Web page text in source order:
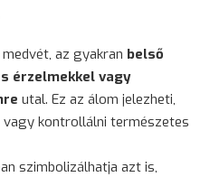
az gyakran belső
érzelmekkel vagy
utal. Ez az álom jelezheti,
kontrollálni természetes
szimbolizálhatja azt is,